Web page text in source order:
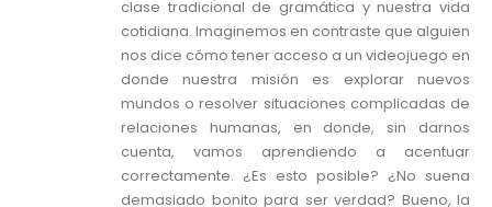
clase tradicional de gramática y nuestra vida
cotidiana. Imaginemos en contraste que alguien
nos dice cómo tener acceso a un videojuego en
donde nuestra misión es explorar nuevos
mundos o resolver situaciones complicadas de
relaciones humanas, en donde, sin darnos
cuenta, vamos aprendiendo a acentuar
correctamente. ¿Es esto posible? ¿No suena
demasiado bonito para ser verdad? Bueno, la